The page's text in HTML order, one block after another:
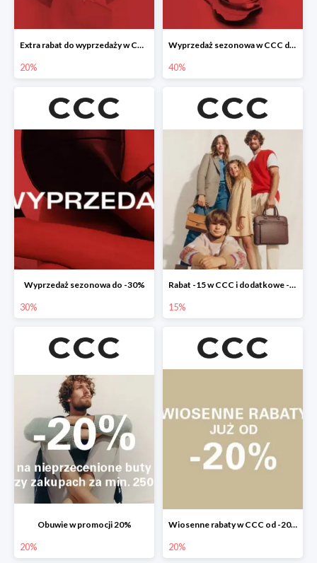
Extra rabat do wyprzedaży w CCC -20%
20%
Wyprzedaż sezonowa w CCC do -40%
40%
Wyprzedaż sezonowa do -30%
30%
Rabat -15 w CCC i dodatkowe -20% dla klubowiczów
15%
Obuwie w promocji 20%
20%
Wiosenne rabaty w CCC od -20%
20%